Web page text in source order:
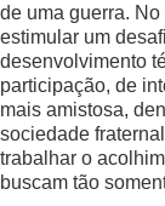
de uma guerra.
estimular um
desenvolvimento
participação, de
mais amistosa,
sociedade
trabalhar o
buscam tão